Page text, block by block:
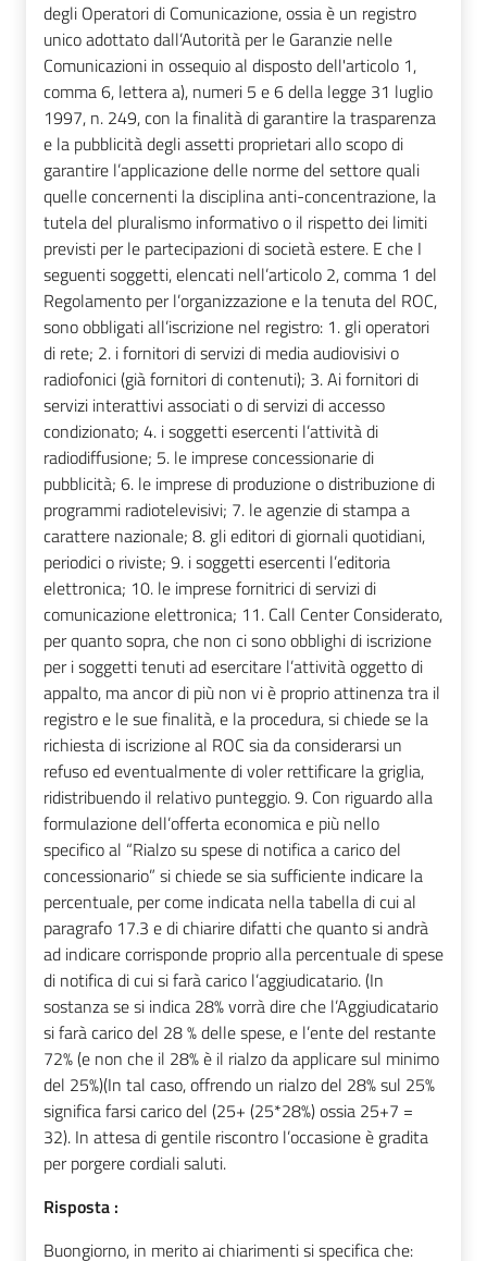
Risposta :
Buongiorno, in merito ai chiarimenti si specifica che: